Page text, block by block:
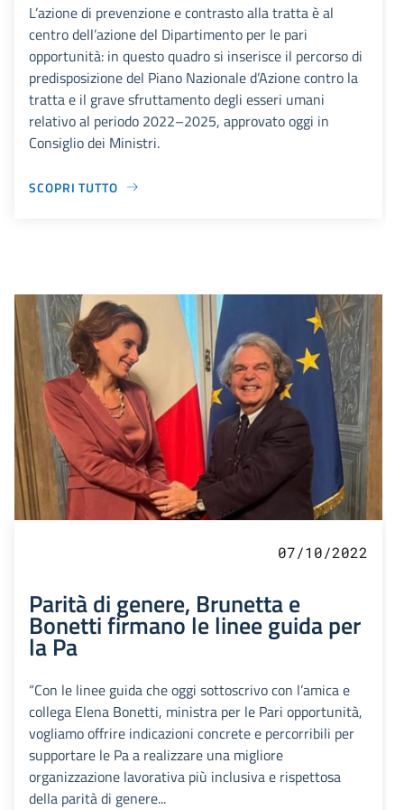
L’azione di prevenzione e contrasto alla tratta è al
centro dell’azione del Dipartimento per le pari
opportunità: in questo quadro si inserisce il percorso di
predisposizione del Piano Nazionale d’Azione contro la
tratta e il grave sfruttamento degli esseri umani
relativo al periodo 2022–2025, approvato oggi in
Consiglio dei Ministri.
SCOPRI TUTTO
07/10/2022
Parità di genere, Brunetta e
Bonetti firmano le linee guida per
la Pa
“Con le linee guida che oggi sottoscrivo con l’amica e
collega Elena Bonetti, ministra per le Pari opportunità,
vogliamo offrire indicazioni concrete e percorribili per
supportare le Pa a realizzare una migliore
organizzazione lavorativa più inclusiva e rispettosa
della parità di genere...